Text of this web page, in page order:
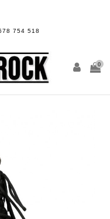
754 518
0